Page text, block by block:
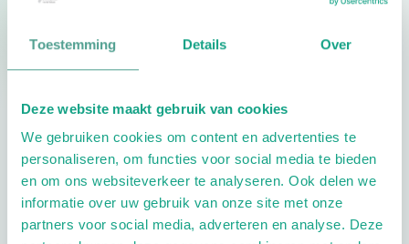
Toestemming Details Over
Deze website maakt gebruik van cookies
We gebruiken cookies om content en advertenties te
personaliseren, om functies voor social media te bieden
en om ons websiteverkeer te analyseren. Ook delen we
informatie over uw gebruik van onze site met onze
partners voor social media, adverteren en analyse. Deze
Pedicure niet gevonden
pedicure.